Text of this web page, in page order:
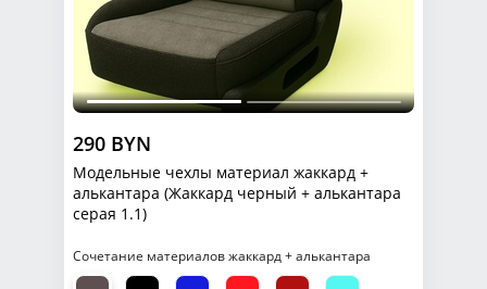
290 BYN
Модельные чехлы материал жаккард +
алькантара (Жаккард черный + алькантара
серая 1.1)
Сочетание материалов жаккард + алькантара